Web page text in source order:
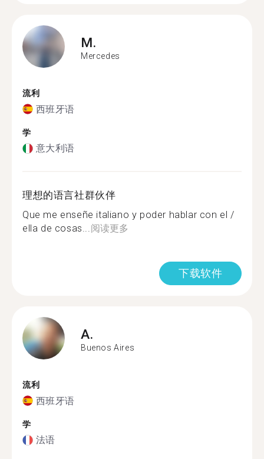
M.
Mercedes
流利
西班牙语
学
意大利语
理想的语言社群伙伴
Que me enseñe italiano y poder hablar con el /
ella de cosas...阅读更多
下载软件
A.
Buenos Aires
流利
西班牙语
学
法语